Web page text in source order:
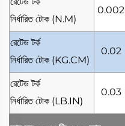
নির্ধারিত টোক (N.M)
0.002
রেটেড টর্ক
নির্ধারিত টোক (KG.CM)
0.02
রেটেড টর্ক
নির্ধারিত টোক (LB.IN)
0.03